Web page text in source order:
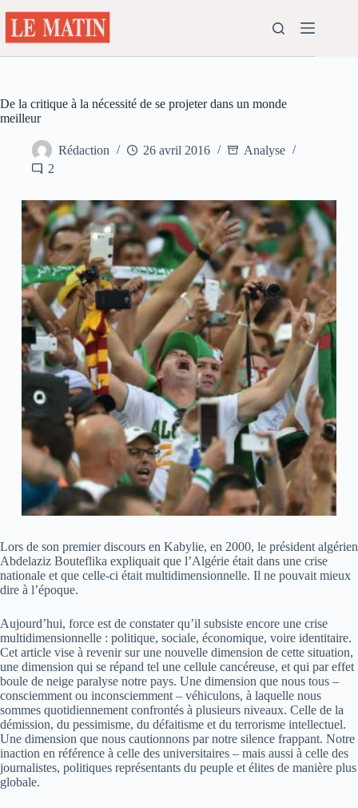
au
contenu
De la critique à la nécessité de se projeter dans un monde
meilleur
Rédaction 26 avril 2016
Analyse
2
Lors de son premier discours en Kabylie, en 2000, le président algérien
Abdelaziz Bouteflika expliquait que l’Algérie était dans une crise
nationale et que celle-ci était multidimensionnelle. Il ne pouvait mieux
dire à l’époque.
Aujourd’hui, force est de constater qu’il subsiste encore une crise
multidimensionnelle : politique, sociale, économique, voire identitaire.
Cet article vise à revenir sur une nouvelle dimension de cette situation,
une dimension qui se répand tel une cellule cancéreuse, et qui par effet
boule de neige paralyse notre pays. Une dimension que nous tous –
consciemment ou inconsciemment – véhiculons, à laquelle nous
sommes quotidiennement confrontés à plusieurs niveaux. Celle de la
démission, du pessimisme, du défaitisme et du terrorisme intellectuel.
Une dimension que nous cautionnons par notre silence frappant. Notre
inaction en référence à celle des universitaires – mais aussi à celle des
journalistes, politiques représentants du peuple et élites de manière plus
globale.